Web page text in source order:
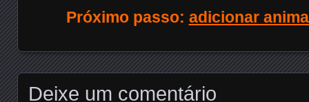
Próximo passo: adicionar
Deixe um comentário